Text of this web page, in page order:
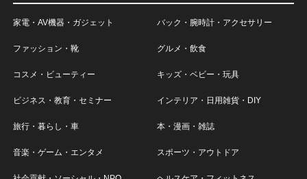
家電・AV機器・ガジェット バック・腕時計・アクセサリー
ファッション・靴 グルメ・飲食
コスメ・ビューティー キッズ・ベビー・玩具
ビジネス・教育・セミナー インテリア・日用雑貨・DIY
旅行・暮らし・車 本・漫画・雑誌
音楽・ゲーム・エンタメ スポーツ・アウトドア